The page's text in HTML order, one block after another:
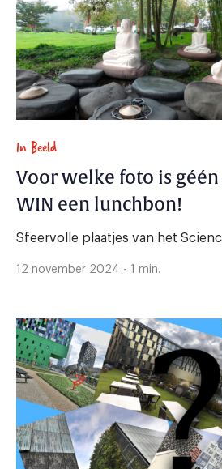
In Beeld
Voor welke foto is
WIN een lunchbon!
Sfeervolle plaatjes van het
12 november 2024 - 1 min.